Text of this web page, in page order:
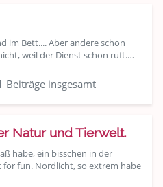
im Bett.... Aber andere schon
weil der Dienst schon ruft.…
Beiträge insgesamt
Natur und Tierwelt.
habe, ein bisschen in der
fun. Nordlicht, so extrem habe